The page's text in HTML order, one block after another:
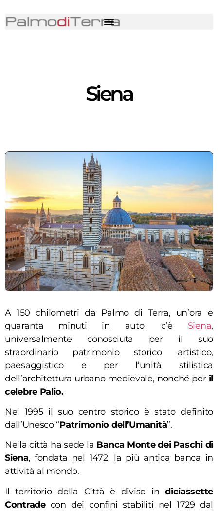
Siena
A 150 chilometri da Palmo di Terra, un’ora e
quaranta minuti in auto, c’è Siena,
universalmente conosciuta per il suo
straordinario patrimonio storico, artistico,
paesaggistico e per l’unità stilistica
dell’architettura urbano medievale, nonché per il
celebre Palio.
Nel 1995 il suo centro storico è stato definito
dall’Unesco “Patrimonio dell’Umanità”.
Nella città ha sede la Banca Monte dei Paschi di
Siena, fondata nel 1472, la più antica banca in
attività al mondo.
Il territorio della Città è diviso indiciassette
Contradecon dei confini stabiliti nel 1729 dal